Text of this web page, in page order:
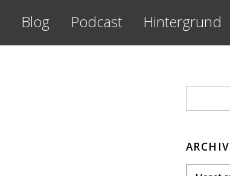
Blog Podcast Hintergrund
ARCHIV